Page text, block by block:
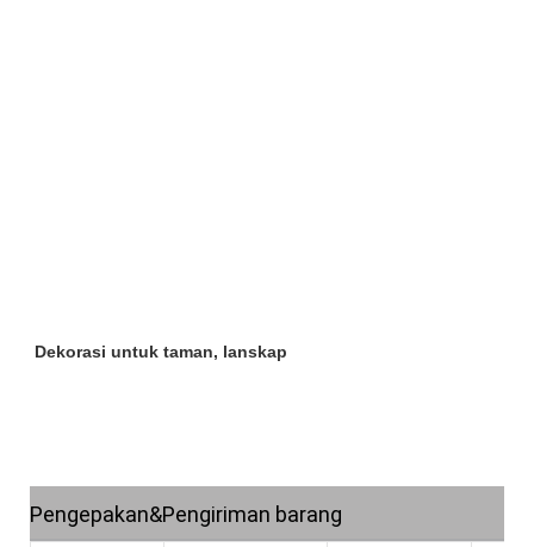
Dekorasi untuk taman, lanskap
Pengepakan&Pengiriman barang